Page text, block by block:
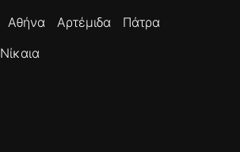
Αθήνα Αρτέμιδα
Πάτρα
Νίκαια